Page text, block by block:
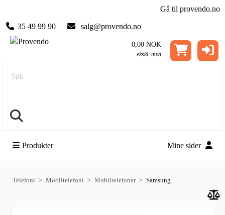
Gå til provendo.no
35 49 99 90 salg@provendo.no
0,00 NOK
ekskl. mva
Søk
Produkter Mine sider
Telefoni Mobiltelefoni Mobiltelefoner Samsung